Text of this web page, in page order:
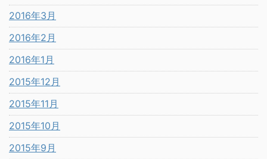
2016年3月
2016年2月
2016年1月
2015年12月
2015年11月
2015年10月
2015年9月